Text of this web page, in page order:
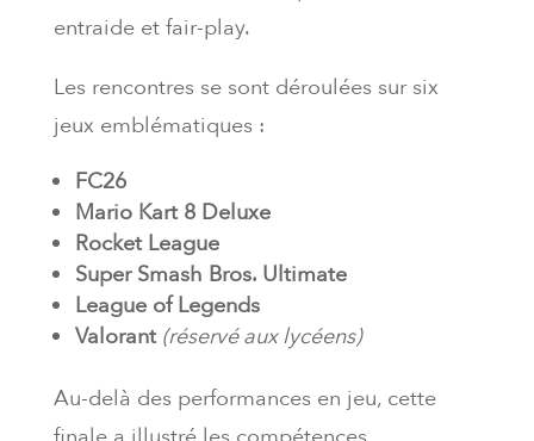
entraide et fair-play.
Les rencontres se sont déroulées sur six
jeux emblématiques :
FC26
Mario Kart 8 Deluxe
Rocket League
Super Smash Bros. Ultimate
League of Legends
Valorant (réservé aux lycéens)
Au-delà des performances en jeu, cette